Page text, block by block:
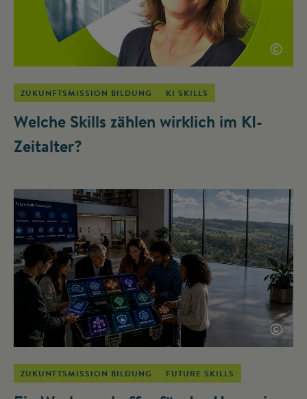
©
ZUKUNFTSMISSION BILDUNG KI SKILLS
Welche Skills zählen wirklich im KI-
Zeitalter?
©
ZUKUNFTSMISSION BILDUNG FUTURE SKILLS